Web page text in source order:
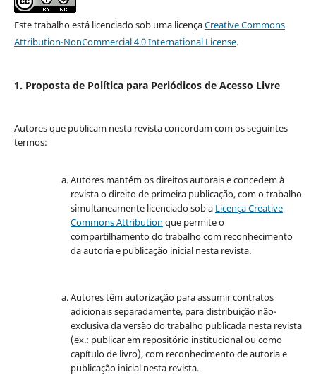
Este trabalho está licenciado sob uma licençaCreative Commons
Attribution-NonCommercial 4.0 International License.
1. Proposta de Política para Periódicos de Acesso Livre
Autores que publicam nesta revista concordam com os seguintes
termos:
Autores mantém os direitos autorais e concedem à
revista o direito de primeira publicação, com o trabalho
simultaneamente licenciado sob a Licença Creative
Commons Attribution que permite o
compartilhamento do trabalho com reconhecimento
da autoria e publicação inicial nesta revista.
Autores têm autorização para assumir contratos
adicionais separadamente, para distribuição não-
exclusiva da versão do trabalho publicada nesta revista
(ex.: publicar em repositório institucional ou como
capítulo de livro), com reconhecimento de autoria e
publicação inicial nesta revista.